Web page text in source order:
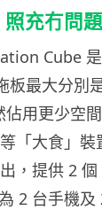
充冇問題
Cube 是
板最大分別
用更少空
「大食」
，提供 2
2 台手機